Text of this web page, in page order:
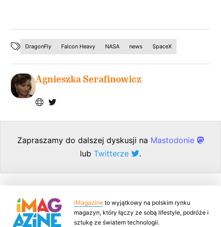
DragonFly Falcon Heavy NASA news SpaceX
Agnieszka Serafinowicz
Zapraszamy do dalszej dyskusji na Mastodonie
lub Twitterze .
iMagazine to wyjątkowy na polskim rynku
magazyn, który łączy ze sobą lifestyle, podróże i
sztukę ze światem technologii.